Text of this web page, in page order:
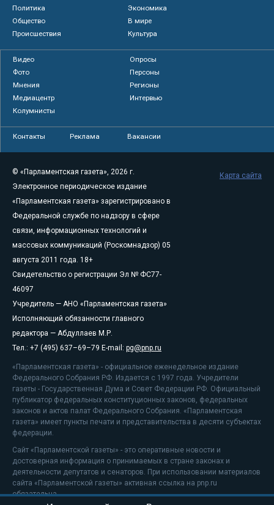
Политика
Экономика
Общество
В мире
Происшествия
Культура
Видео
Опросы
Фото
Персоны
Мнения
Регионы
Медиацентр
Интервью
Колумнисты
Контакты Реклама Вакансии
© «Парламентская газета», 2026 г.
Электронное периодическое издание
«Парламентская газета» зарегистрировано в
Федеральной службе по надзору в сфере
связи, информационных технологий и
массовых коммуникаций (Роскомнадзор) 05
августа 2011 года. 18+
Свидетельство о регистрации Эл № ФС77-
46097
Учредитель — АНО «Парламентская газета»
Исполняющий обязанности главного
редактора — Абдуллаев М.Р.
Тел.: +7 (495) 637–69–79 E-mail: pg@pnp.ru
«Парламентская газета» - официальное еженедельное издание
Федерального Собрания РФ. Издается с 1997 года. Учредители
газеты - Государственная Дума и Совет Федерации РФ. Официальный
публикатор федеральных конституционных законов, федеральных
законов и актов палат Федерального Собрания. «Парламентская
газета» имеет пункты печати и представительства в десяти субъектах
федерации.
Сайт «Парламентской газеты» - это оперативные новости и
достоверная информация о принимаемых в стране законах и
деятельности депутатов и сенаторов. При использовании материалов
сайта «Парламентской газеты» активная ссылка на pnp.ru
обязательна.
Карта сайта